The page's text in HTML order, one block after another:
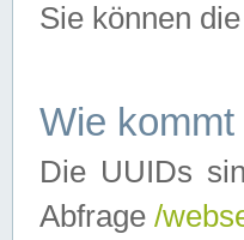
Sie können
Wie
Die UUIDs
Abfrage /